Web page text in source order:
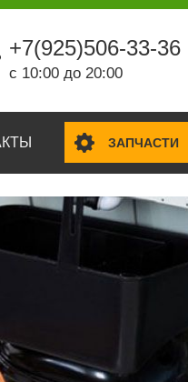
+7(925)506-33-36
с 10:00 до 20:00
ЗАПЧАСТИ